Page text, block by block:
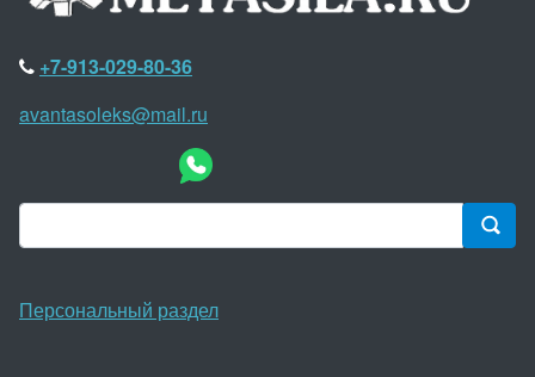
+7-913-029-80-36
avantasoleks@mail.ru
Персональный раздел